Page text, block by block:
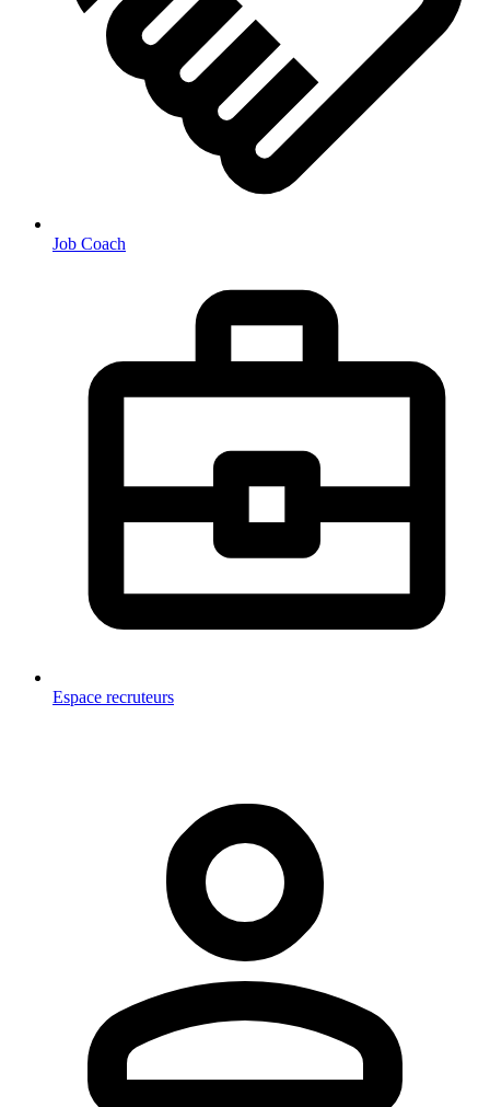
Job Coach
Espace recruteurs